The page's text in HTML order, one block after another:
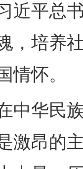
平总书
，培养
情怀。
华民族
激昂的